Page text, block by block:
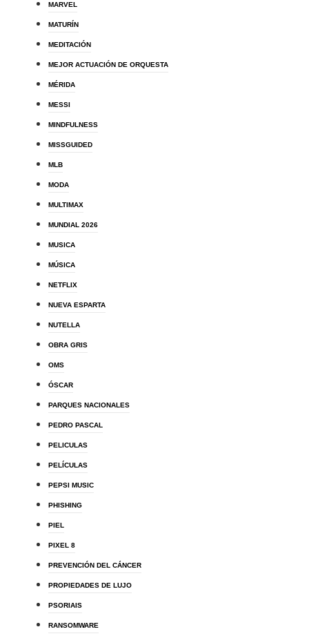
MARVEL
MATURÍN
MEDITACIÓN
MEJOR ACTUACIÓN DE ORQUESTA
MÉRIDA
MESSI
MINDFULNESS
MISSGUIDED
MLB
MODA
MULTIMAX
MUNDIAL 2026
MUSICA
MÚSICA
NETFLIX
NUEVA ESPARTA
NUTELLA
OBRA GRIS
OMS
ÓSCAR
PARQUES NACIONALES
PEDRO PASCAL
PELICULAS
PELÍCULAS
PEPSI MUSIC
PHISHING
PIEL
PIXEL 8
PREVENCIÓN DEL CÁNCER
PROPIEDADES DE LUJO
PSORIAIS
RANSOMWARE